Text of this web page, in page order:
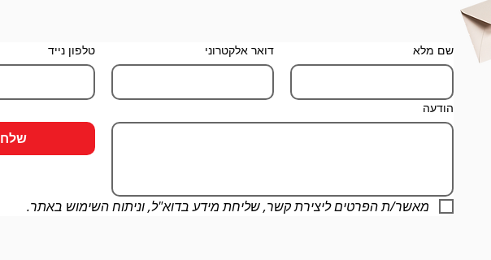
שם מלא דואר אלקטרוני טלפון נייד
הודעה
שלח
מאשר/ת הפרטים ליצירת קשר, שליחת מידע בדוא"ל, וניתוח השימוש באתר.